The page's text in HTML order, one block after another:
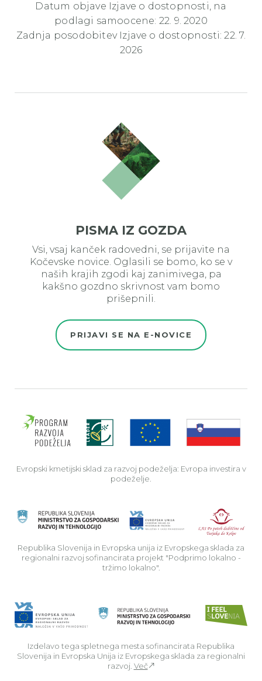
Datum objave Izjave o dostopnosti, na
podlagi samoocene: 22. 9. 2020
Zadnja posodobitev Izjave o dostopnosti: 22. 7.
2026
PISMA IZ GOZDA
Vsi, vsaj kanček radovedni, se prijavite na
Kočevske novice. Oglasili se bomo, ko se v
naših krajih zgodi kaj zanimivega, pa
kakšno gozdno skrivnost vam bomo
prišepnili.
PRIJAVI SE NA E-NOVICE
Evropski kmetijski sklad za razvoj podeželja: Evropa investira v
podeželje.
Republika Slovenija in Evropska unija iz Evropskega sklada za
regionalni razvoj sofinancirata projekt "Podprimo lokalno -
tržimo lokalno".
Izdelavo tega spletnega mesta sofinancirata Republika
Slovenija in Evropska Unija iz Evropskega sklada za regionalni
razvoj. Več